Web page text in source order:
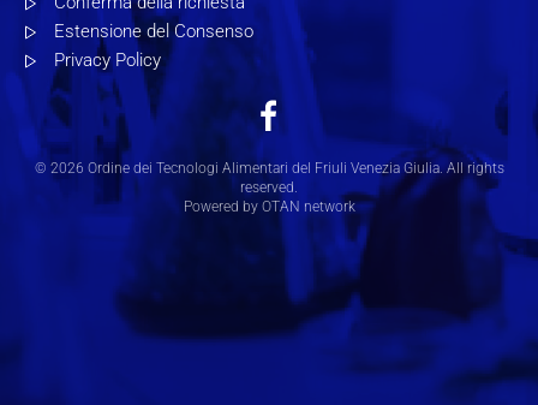
Estensione del Consenso
Privacy Policy
© 2026 Ordine dei Tecnologi Alimentari del Friuli Venezia Giulia. All rights
reserved.
Powered by OTAN network